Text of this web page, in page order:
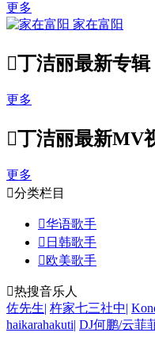
更多
家在富阳
丁洁丽最新专辑
更多
丁洁丽最新MV
更多
分类栏目
华语歌手
 日韩歌手
欧美歌手
热搜音乐人
佐先生| 杵家七三社中|
haikarahakuti| DJ何鹏/云菲